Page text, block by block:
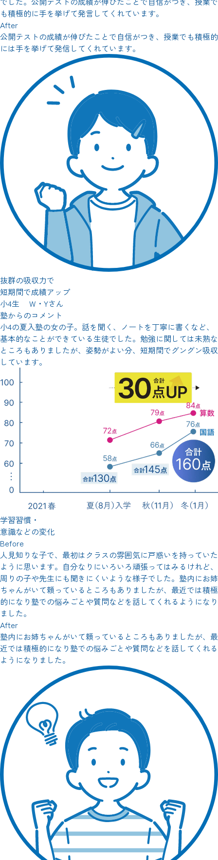
も積極的に手を挙げて発言してくれています。
After
公開テストの成績が伸びたことで自信がつき、授業でも積極的
には手を挙げて発信してくれています。
抜群の吸収力で
短期間で成績アップ
小4生 W・Yさん
塾からのコメント
小4の夏入塾の女の子。話を聞く、ノートを丁寧に書くなど、
基本的なことができている生徒でした。勉強に関しては未熟な
ところもありましたが、姿勢がよい分、短期間でグングン吸収
しています。
学習習慣・
意識などの変化
Before
人見知りな子で、最初はクラスの雰囲気に戸惑いを持っていた
ように思います。自分なりにいろいろ頑張ってはみるけれど、
周りの子や先生にも聞きにくいような様子でした。塾内にお姉
ちゃんがいて頼っているところもありましたが、最近では積極
的になり塾での悩みごとや質問などを話してくれるようになり
ました。
After
塾内にお姉ちゃんがいて頼っているところもありましたが、最
近では積極的になり塾での悩みごとや質問などを話してくれる
ようになりました。